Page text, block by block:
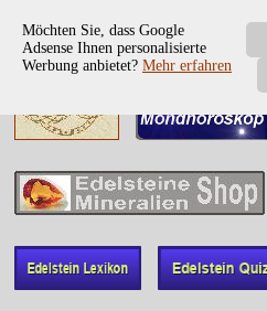
Möchten Sie, dass Google
Adsense Ihnen personalisierte
Werbung anbietet? Mehr erfahren